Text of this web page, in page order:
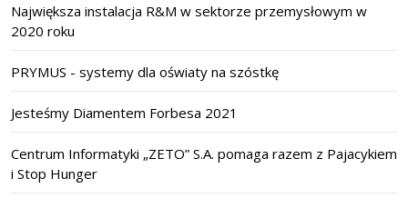
Największa instalacja R&M w sektorze przemysłowym w
2020 roku
PRYMUS - systemy dla oświaty na szóstkę
Jesteśmy Diamentem Forbesa 2021
Centrum Informatyki „ZETO” S.A. pomaga razem z Pajacykiem
i Stop Hunger